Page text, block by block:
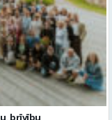
brīvību